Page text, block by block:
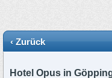
‹ Zurück
Hotel Opus in